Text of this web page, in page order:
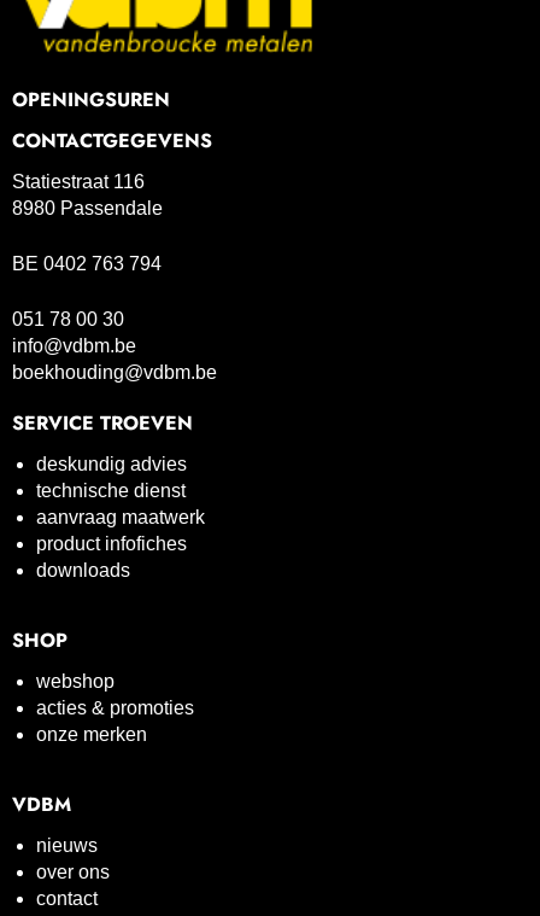
OPENINGSUREN
CONTACTGEGEVENS
Statiestraat 116
8980 Passendale
BE 0402 763 794
051 78 00 30
info@vdbm.be
boekhouding@vdbm.be
SERVICE TROEVEN
deskundig advies
technische dienst
aanvraag maatwerk
product infofiches
downloads
SHOP
webshop
acties & promoties
onze merken
VDBM
nieuws
over ons
contact